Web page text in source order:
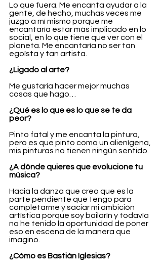
Lo que fuera. Me encanta ayudar a la
gente, de hecho, muchas veces me
juzgo a mí mismo porque me
encantaría estar más implicado en lo
social, en lo que tiene que ver con el
planeta. Me encantaría no ser tan
egoísta y tan artista.
¿Ligado al arte?
Me gustaría hacer mejor muchas
cosas que hago…
¿Qué es lo que es lo que se te da
peor?
Pinto fatal y me encanta la pintura,
pero es que pinto como un alienígena,
mis pinturas no tienen ningún sentido.
¿A dónde quieres que evolucione tu
música?
Hacia la danza que creo que es la
parte pendiente que tengo para
completarme y saciar mi ambición
artística porque soy bailarín y todavía
no he tenido la oportunidad de poner
eso en escena de la manera que
imagino.
¿Cómo es Bastián Iglesias?